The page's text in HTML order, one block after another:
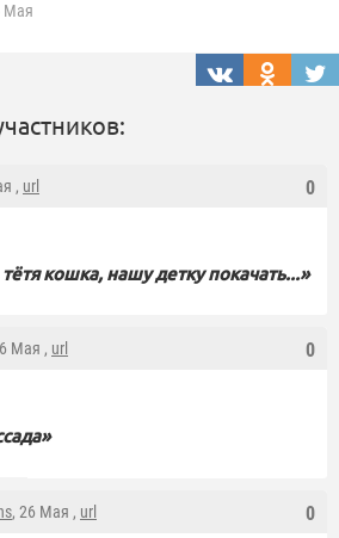
Мая
0
, url
кошка, нашу детку покачать...»
0
Мая , url
0
, 26 Мая , url